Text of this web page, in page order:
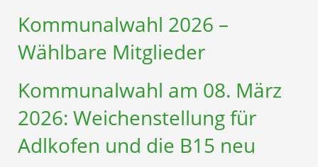
Kommunalwahl 2026 –
Wählbare Mitglieder
Kommunalwahl am 08. März
2026: Weichenstellung für
Adlkofen und die B15 neu